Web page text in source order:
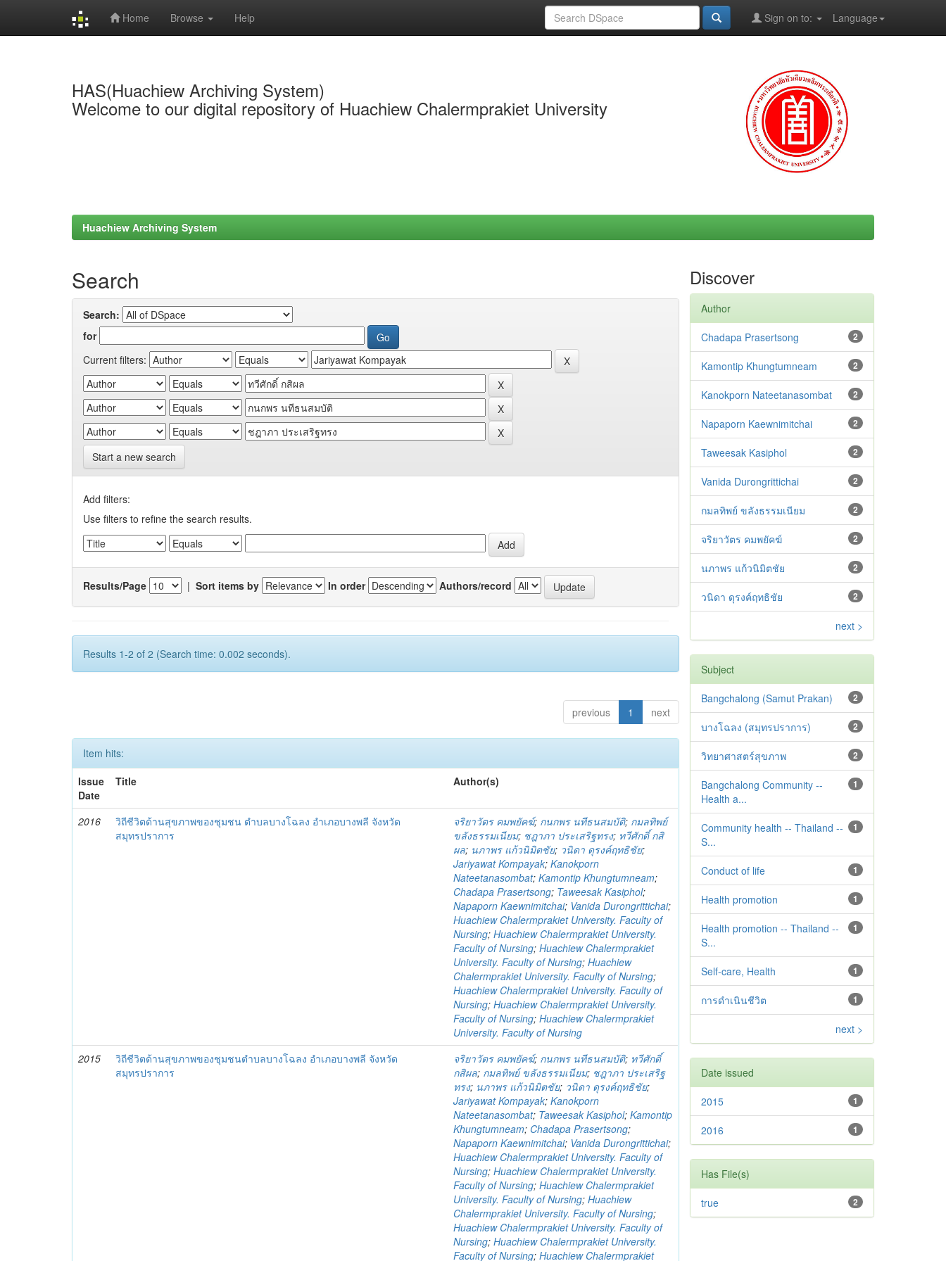
Home Browse Help Language
Sign on to:
HAS(Huachiew Archiving System)
Welcome to our digital repository of Huachiew Chalermprakiet University
Huachiew Archiving System
Search
Search:
for
Current filters:
Start a new search
Add filters:
Use filters to refine the search results.
Results/Page | Sort items by In order Authors/record
Results 1-2 of 2 (Search time: 0.002 seconds).
previous 1 next
Item hits:
Issue
Date
Title Author(s)
2016
วิถีชีวิตด้านสุขภาพของชุมชน ตำบลบางโฉลง อำเภอบางพลี จังหวัด
สมุทรปราการ
จริยาวัตร คมพยัคฆ์; กนกพร นทีธนสมบัติ; กมลทิพย์
ขลังธรรมเนียม; ชฎาภา ประเสริฐทรง; ทวีศักดิ์ กสิ
ผล; นภาพร แก้วนิมิตชัย; วนิดา ดุรงค์ฤทธิชัย;
Jariyawat Kompayak;Kanokporn
Nateetanasombat;Kamontip Khungtumneam;
Chadapa Prasertsong; Taweesak Kasiphol;
Napaporn Kaewnimitchai; Vanida Durongrittichai;
Huachiew Chalermprakiet University. Faculty of
Nursing;Huachiew Chalermprakiet University.
Faculty of Nursing;Huachiew Chalermprakiet
University. Faculty of Nursing;Huachiew
Chalermprakiet University. Faculty of Nursing;
Huachiew Chalermprakiet University. Faculty of
Nursing;Huachiew Chalermprakiet University.
Faculty of Nursing;Huachiew Chalermprakiet
University. Faculty of Nursing
2015
วิถีชีวิตด้านสุขภาพของชุมชนตำบลบางโฉลง อำเภอบางพลี จังหวัด
สมุทรปราการ
จริยาวัตร คมพยัคฆ์; กนกพร นทีธนสมบัติ; ทวีศักดิ์
กสิผล; กมลทิพย์ ขลังธรรมเนียม; ชฎาภา ประเสริฐ
ทรง; นภาพร แก้วนิมิตชัย; วนิดา ดุรงค์ฤทธิชัย;
Jariyawat Kompayak;Kanokporn
Nateetanasombat; Taweesak Kasiphol;Kamontip
Khungtumneam; Chadapa Prasertsong;
Napaporn Kaewnimitchai; Vanida Durongrittichai;
Huachiew Chalermprakiet University. Faculty of
Nursing;Huachiew Chalermprakiet University.
Faculty of Nursing;Huachiew Chalermprakiet
University. Faculty of Nursing;Huachiew
Chalermprakiet University. Faculty of Nursing;
Huachiew Chalermprakiet University. Faculty of
Nursing;Huachiew Chalermprakiet University.
Faculty of Nursing;Huachiew Chalermprakiet
Discover
Author
2
Chadapa Prasertsong
2
Kamontip Khungtumneam
2
Kanokporn Nateetanasombat
2
Napaporn Kaewnimitchai
2
Taweesak Kasiphol
2
Vanida Durongrittichai
2
กมลทิพย์ ขลังธรรมเนียม
2
จริยาวัตร คมพยัคฆ์
2
นภาพร แก้วนิมิตชัย
2
วนิดา ดุรงค์ฤทธิชัย
next >
Subject
2
Bangchalong (Samut Prakan)
2
บางโฉลง (สมุทรปราการ)
2
วิทยาศาสตร์สุขภาพ
1
Bangchalong Community --
Health a...
1
Community health -- Thailand --
S...
1
Conduct of life
1
Health promotion
1
Health promotion -- Thailand --
S...
1
Self-care, Health
1
การดำเนินชีวิต
next >
Date issued
1
2015
1
2016
Has File(s)
2
true